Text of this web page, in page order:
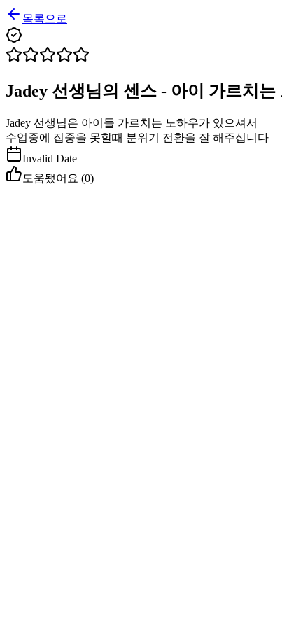
목록으로
Jadey 선생님의 센스 - 아이 가르치
Jadey 선생님은 아이들 가르치는 노하우가 있으셔서
수업중에 집중을 못할때 분위기 전환을 잘 해주십니다
Invalid Date
도움됐어요 (0)